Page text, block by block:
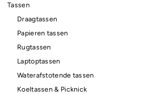
Tassen
Draagtassen
Papieren tassen
Rugtassen
Laptoptassen
Waterafstotende tassen
Koeltassen & Picknick